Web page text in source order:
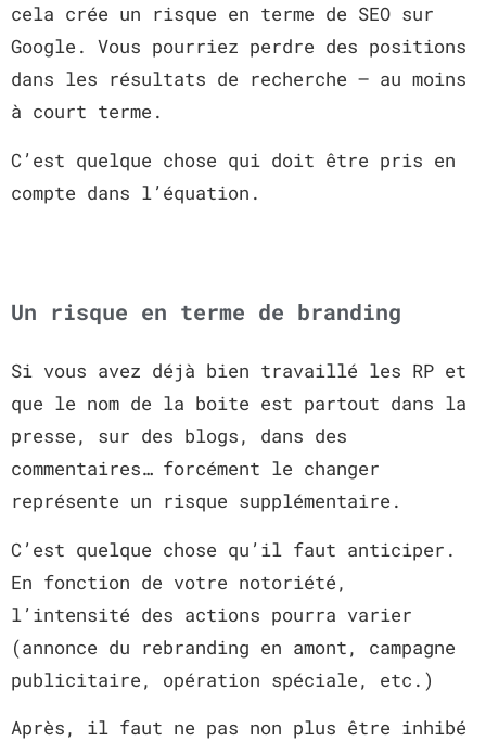
cela crée un risque en terme de SEO sur
Google. Vous pourriez perdre des positions
dans les résultats de recherche – au moins
à court terme.
C’est quelque chose qui doit être pris en
compte dans l’équation.
Un risque en terme de branding
Si vous avez déjà bien travaillé les RP et
que le nom de la boite est partout dans la
presse, sur des blogs, dans des
commentaires… forcément le changer
représente un risque supplémentaire.
C’est quelque chose qu’il faut anticiper.
En fonction de votre notoriété,
l’intensité des actions pourra varier
(annonce du rebranding en amont, campagne
publicitaire, opération spéciale, etc.)
Après, il faut ne pas non plus être inhibé